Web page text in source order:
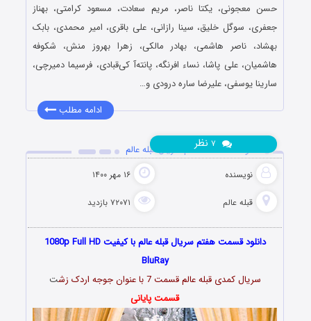
حسن معجونی، یکتا ناصر، مریم سعادت، مسعود کرامتی، بهناز
جعفری، سوگل خلیق، سینا رازانی، علی باقری، امیر محمدی، بابک
بهشاد، ناصر هاشمی، بهادر مالکی، زهرا بهروز منش، شکوفه
هاشمیان، علی پاشا، نساء افرنگه، پانته‌آ کی‌قبادی، فرسیما دمیرچی،
سارینا یوسفی، علیرضا ساره درودی و…
ادامه مطلب
دانلود قسمت 7 هفتم سریال قبله عالم
نویسنده ۱۶ مهر ۱۴۰۰
قبله عالم ۷۲۰۷۱ بازدید
نظر
دانلود قسمت هفتم سریال قبله عالم با کیفیت 1080p Full HD
BluRay
سریال کمدی قبله عالم قسمت 7 با عنوان جوجه اردک زش
ت
قسمت پایانی